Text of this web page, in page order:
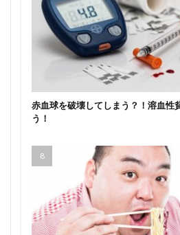
赤血球を破壊してしまう？！溶血性
う！